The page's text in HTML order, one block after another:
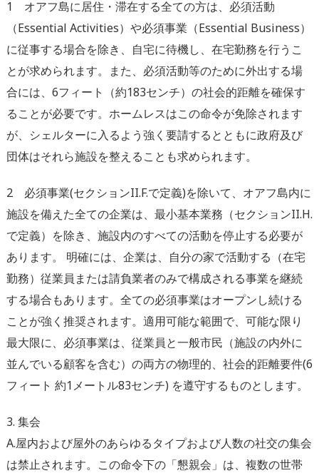
1 オアフ島に居住・滞在する全ての方は、必須活動
（Essential Activities）や必須事業（Essential Business）
に従事する場合を除き、自宅に待機し、在宅勤務を行うこ
とが求められます。また、必須活動等のために外出する場
合には、6フィート（約183センチ）の社会的距離を確保す
ることが必要です。ホームレスはこの命令が免除されます
が、シェルターに入るよう強く要請するとともに政府及び
団体はそれら施設を整えることも求められます。
2 必須事業(セクションII.F.で定義)を除いて、オアフ島内に
施設を備えた全ての企業は、最小基本業務（セクションII.H.
で定義）を除き、施設内のすべての活動を停止する必要が
あります。 明確には、企業は、自分の家で活動する（在宅
勤務）従業員または請負業者のみで構成される事業を継続
する場合もあります。全ての必須事業はオープンし続ける
ことが強く推奨されます。適用可能な範囲で、可能な限り
最大限に、必須事業は、従業員と一般市民（施設の内外に
並んでいる顧客を含む）の両方の物理的、社会的距離要件(6
フィート 約1メートル83センチ) を遵守するものとします。
3. 集会
A.屋内および屋外のあらゆるタイプおよび人数の社交の集会
は禁止されます。この命令下の「懇親会」は、複数の世帯